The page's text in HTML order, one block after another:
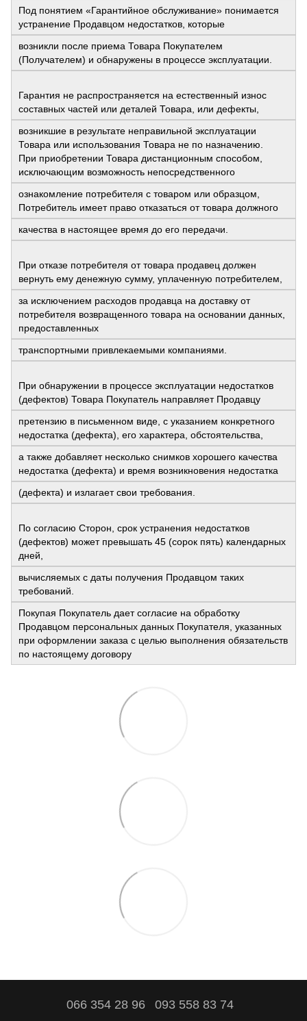
Под понятием «Гарантийное обслуживание» понимается
устранение Продавцом недостатков, которые
возникли после приема Товара Покупателем
(Получателем) и обнаружены в процессе эксплуатации.
Гарантия не распространяется на естественный износ
составных частей или деталей Товара, или дефекты,
возникшие в результате неправильной эксплуатации
Товара или использования Товара не по назначению.
При приобретении Товара дистанционным способом,
исключающим возможность непосредственного
ознакомление потребителя с товаром или образцом,
Потребитель имеет право отказаться от товара должного
качества в настоящее время до его передачи.
При отказе потребителя от товара продавец должен
вернуть ему денежную сумму, уплаченную потребителем,
за исключением расходов продавца на доставку от
потребителя возвращенного товара на основании данных,
предоставленных
транспортными привлекаемыми компаниями.
При обнаружении в процессе эксплуатации недостатков
(дефектов) Товара Покупатель направляет Продавцу
претензию в письменном виде, с указанием конкретного
недостатка (дефекта), его характера, обстоятельства,
а также добавляет несколько снимков хорошего качества
недостатка (дефекта) и время возникновения недостатка
(дефекта) и излагает свои требования.
По согласию Сторон, срок устранения недостатков
(дефектов) может превышать 45 (сорок пять) календарных
дней,
вычисляемых с даты получения Продавцом таких
требований.
Покупая Покупатель дает согласие на обработку
Продавцом персональных данных Покупателя, указанных
при оформлении заказа с целью выполнения обязательств
по настоящему договору
066 354 28 96 093 558 83 74